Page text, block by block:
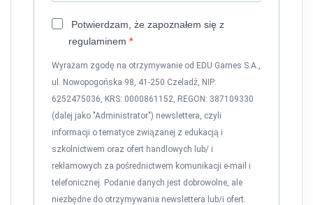
Potwierdzam, że zapoznałem się z
regulaminem
Wyrażam zgodę na otrzymywanie od EDU Games S.A.,
ul. Nowopogońska 98, 41-250 Czeladź, NIP:
6252475036, KRS: 0000861152, REGON: 387109330
(dalej jako "Administrator") newslettera, czyli
informacji o tematyce związanej z edukacją i
szkolnictwem oraz ofert handlowych lub/ i
reklamowych za pośrednictwem komunikacji e-mail i
telefonicznej. Podanie danych jest dobrowolne, ale
niezbędne do otrzymywania newslettera lub/i ofert.